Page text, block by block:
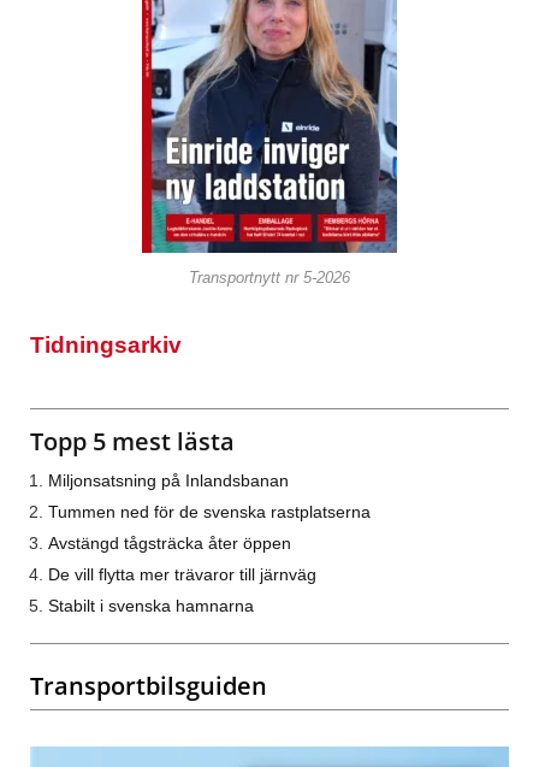
Transportnytt nr 5-2026
Tidningsarkiv
Topp 5 mest lästa
Miljonsatsning på Inlandsbanan
Tummen ned för de svenska rastplatserna
Avstängd tågsträcka åter öppen
De vill flytta mer trävaror till järnväg
Stabilt i svenska hamnarna
Transportbilsguiden